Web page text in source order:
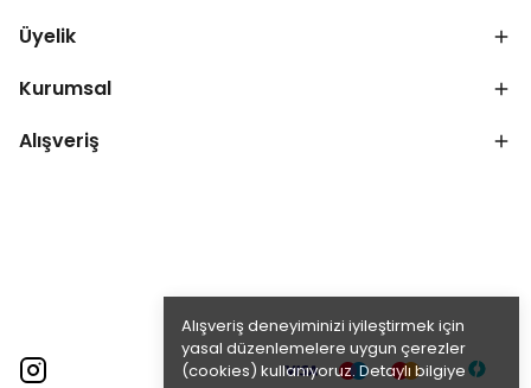
Alışveriş deneyiminizi iyileştirmek için
yasal düzenlemelere uygun çerezler
(cookies) kullanıyoruz. Detaylı bilgiye
Üyelik
Kurumsal
Alışveriş